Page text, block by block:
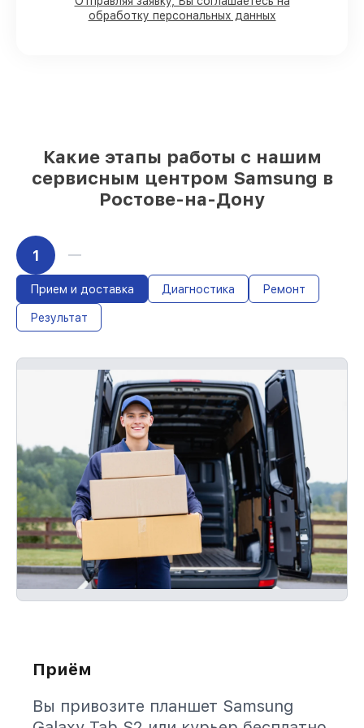
складе или быстро поставляются
обработку персональных данных
Какие этапы работы с нашим
сервисным центром Samsung в
Ростове-на-Дону
1
Прием и доставка Диагностика Ремонт
Результат
Приём
Вы привозите планшет Samsung